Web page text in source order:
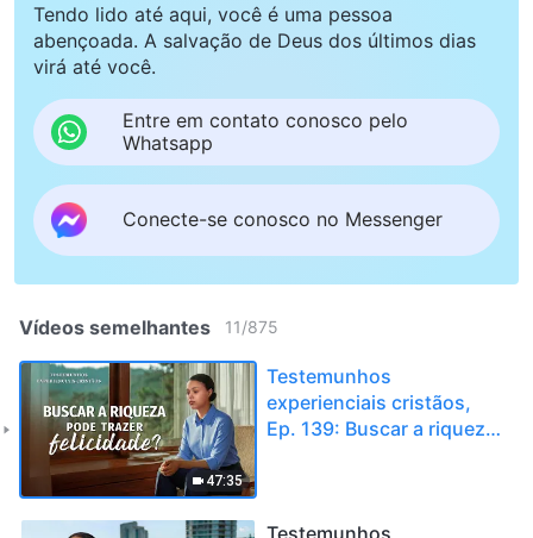
Tendo lido até aqui, você é uma pessoa
abençoada. A salvação de Deus dos últimos dias
virá até você.
Entre em contato conosco pelo
Whatsapp
Conecte-se conosco no Messenger
Vídeos semelhantes 11/875
47:35
Testemunhos
experienciais cristãos,
Ep. 139: Buscar a riqueza